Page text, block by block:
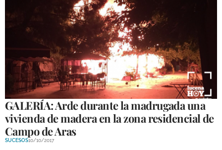
SUCESOS
ECONOMÍA
DESARROLLO LOCAL
LUCENA EMPRESAS
OCIO
COFRADÍAS
GALERÍA: Arde durante la madrugada una
vivienda de madera en la zona residencial de
Campo de Aras
SUCESOS10/10/2017